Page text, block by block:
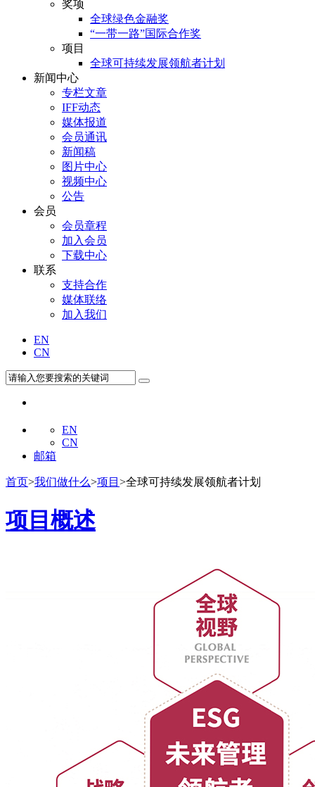
奖项
全球绿色金融奖
“一带一路”国际合作奖
项目
全球可持续发展领航者计划
新闻中心
专栏文章
IFF动态
媒体报道
会员通讯
新闻稿
图片中心
视频中心
公告
会员
会员章程
加入会员
下载中心
联系
支持合作
媒体联络
加入我们
EN
CN
EN
CN
邮箱
首页>我们做什么>项目 >全球可持续发展领航者计划
项目概述